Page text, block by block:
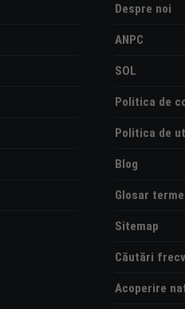
Despre noi
ANPC
SOL
Politica de
Politica de
Blog
Glosar
Sitemap
Căutări
Acoperire